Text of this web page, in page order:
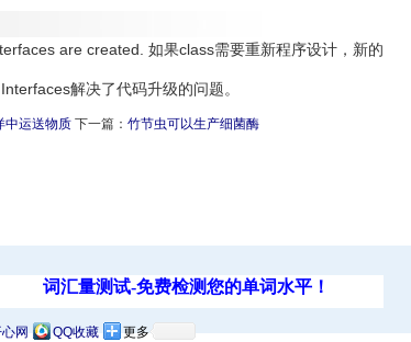
are created. 如果class需要重新程序设计，新的
解决了代码升级的问题。
中运送物质下一篇： 竹节虫可以生产细菌酶
网 QQ收藏 更多